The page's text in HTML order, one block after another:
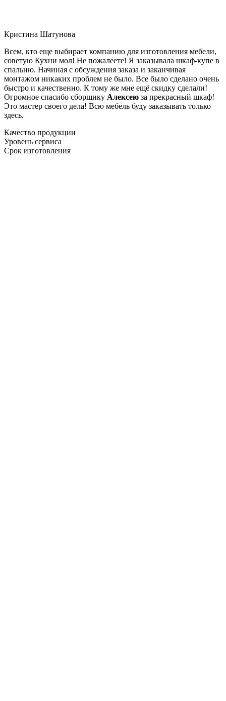
Кристина Шатунова
Всем, кто еще выбирает компанию для изготовления мебели,
советую Кухни мол! Не пожалеете! Я заказывала шкаф-купе в
спальню. Начиная с обсуждения заказа и заканчивая
монтажом никаких проблем не было. Все было сделано очень
быстро и качественно. К тому же мне ещё скидку сделали!
Огромное спасибо сборщику Алексею за прекрасный шкаф!
Это мастер своего дела! Всю мебель буду заказывать только
здесь.
Качество продукции
Уровень сервиса
Срок изготовления